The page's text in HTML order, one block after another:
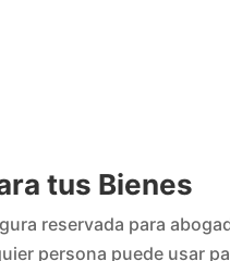
tus Bienes
reservada para
persona puede usar